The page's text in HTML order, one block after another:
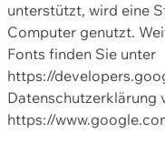
unterstützt, wird eine
Computer genutzt.
Fonts finden Sie unter
https://
Datenschutzerklärung
https://